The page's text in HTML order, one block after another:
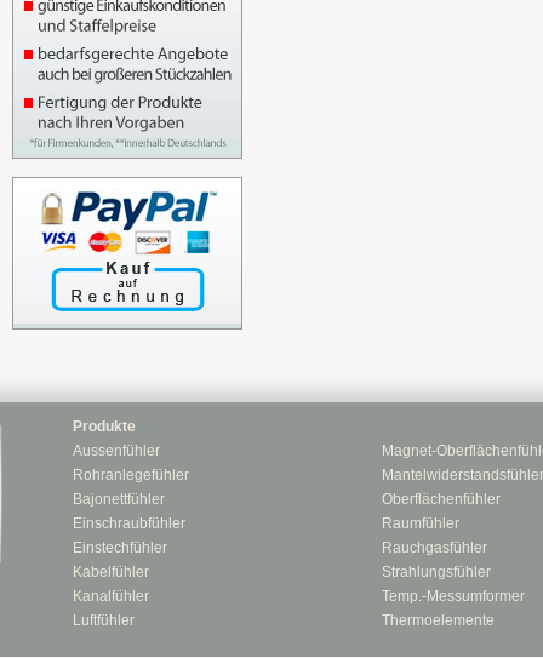
Produkte
Aussenfühler
Rohranlegefühler
Bajonettfühler
Einschraubfühler
Einstechfühler
Kabelfühler
Kanalfühler
Luftfühler
Magnet-
Mantelwiderstandsfühler
Oberflächenfühler
Raumfühler
Rauchgasfühler
Strahlungsfühler
Temp.-Messumformer
Thermoelemente